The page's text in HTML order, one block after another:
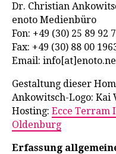
Dr. Christian
enoto Medienbüro
Fon: +49 (30) 25 89 92
Fax: +49 (30) 88 00
Email:
Gestaltung dieser
Ankowitsch-Logo: Kai
Hosting: Ecce Terram
Oldenburg
Erfassung